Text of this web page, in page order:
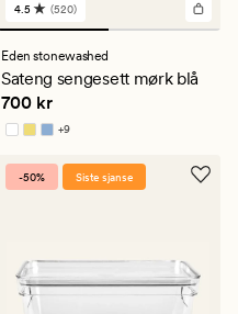
520
anmeldelser
med
gjennomsnittlig
vurdering
på
4.5
4.5 (520)
Eden stonewashed
Sateng sengesett mørk blå
Pris 700 kr
700 kr
+9
Tilgjengelig i flere farger
-50% Siste sjanse